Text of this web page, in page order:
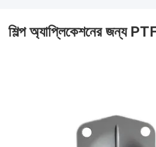
শিল্প অ্যাপ্লিকেশনের জন্য